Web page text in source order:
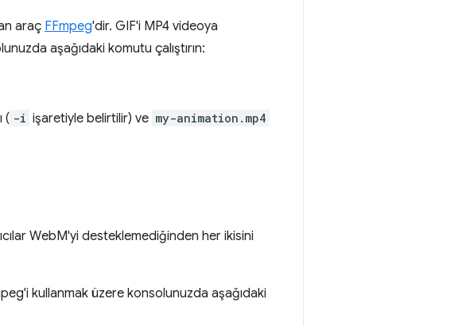
araç FFmpeg'dir. GIF'i MP4 videoya
aşağıdaki komutu çalıştırın:
( -i işaretiyle belirtilir) ve my-animation.mp4
WebM'yi desteklemediğinden her ikisini
kullanmak üzere konsolunuzda aşağıdaki